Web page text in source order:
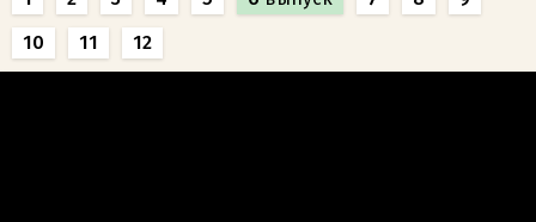
10
11 12